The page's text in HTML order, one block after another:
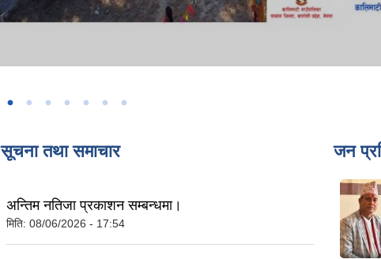
सूचना तथा समाचार
अन्तिम नतिजा प्रकाशन सम्बन्धमा।
मिति: 08/06/2026 - 17:54
जन